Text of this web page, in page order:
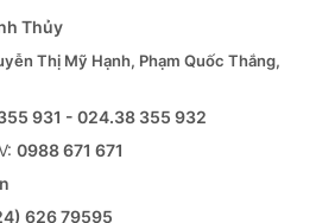
Thủy
Thị Mỹ Hạnh, Phạm Quốc Thắng,
931 - 024.38 355 932
0988 671 671
626 79595